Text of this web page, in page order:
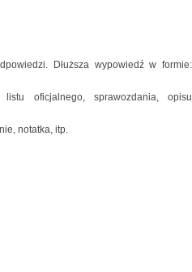
Dłuższa wypowiedź w formie:
oficjalnego, sprawozdania, opisu
notatka, itp.